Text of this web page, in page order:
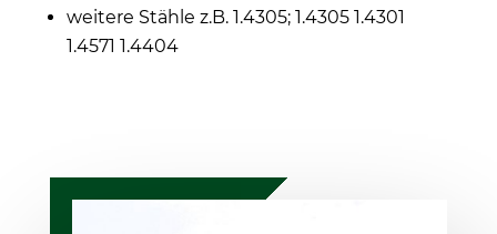
weitere Stähle z.B. 1.4305; 1.4305 1.4301
1.4571 1.4404